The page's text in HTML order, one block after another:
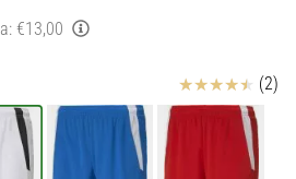
€13,00
Ocjena proizvoda
(2)